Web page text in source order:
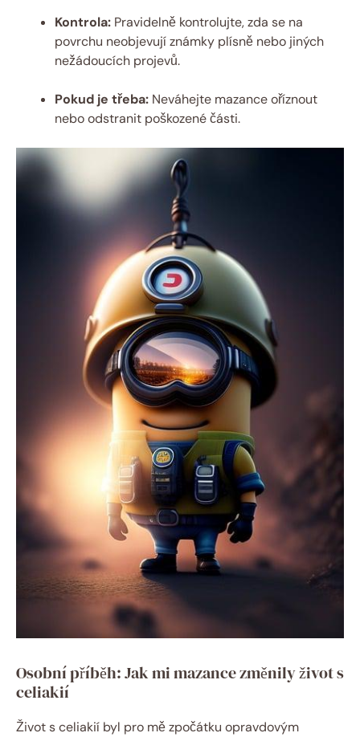
Kontrola: Pravidelně kontrolujte, zda se na
‌povrchu neobjevují známky⁢ plísně nebo jiných
nežádoucích projevů.
Pokud je třeba: Neváhejte ⁢mazance oříznout
nebo odstranit poškozené části.
Osobní příběh: Jak mi mazance změnily život s⁤
celiakií
Život s celiakií byl pro‌ mě zpočátku opravdovým